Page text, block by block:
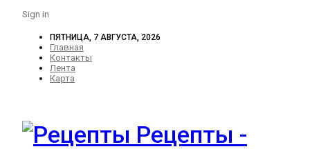
Sign in
ПЯТНИЦА, 7 АВГУСТА, 2026
Главная
Контакты
Лента
Карта
Рецепты -